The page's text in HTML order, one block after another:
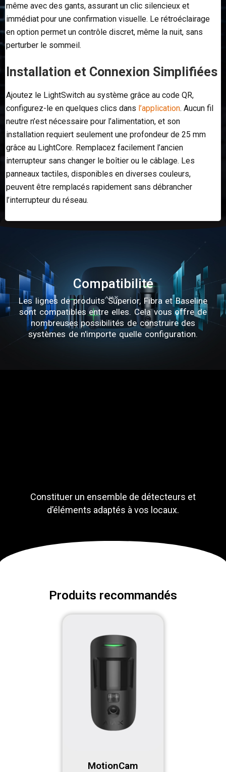
même avec des gants, assurant un clic silencieux et
immédiat pour une confirmation visuelle. Le rétroéclairage
en option permet un contrôle discret, même la nuit, sans
perturber le sommeil.
Installation et Connexion Simplifiées
Ajoutez le LightSwitch au système grâce au code QR,
configurez-le en quelques clics dans l’application. Aucun fil
neutre n’est nécessaire pour l’alimentation, et son
installation requiert seulement une profondeur de 25 mm
grâce au LightCore. Remplacez facilement l’ancien
interrupteur sans changer le boîtier ou le câblage. Les
panneaux tactiles, disponibles en diverses couleurs,
peuvent être remplacés rapidement sans débrancher
l’interrupteur du réseau.
Compatibilité
Les lignes de produits Superior, Fibra et Baseline
sont compatibles entre elles. Cela vous offre de
nombreuses possibilités de construire des
systèmes de n'importe quelle configuration.
Constituer un ensemble de détecteurs et
d’éléments adaptés à vos locaux.
Produits recommandés
MotionCam